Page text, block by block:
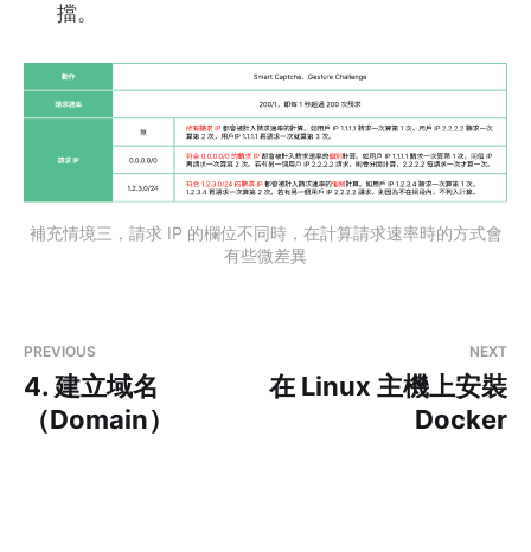
擋。
補充情境三，請求 IP 的欄位不同時，在計算請求速率時的方式會
有些微差異
PREVIOUS
4. 建立域名
（Domain）
NEXT
在 Linux 主機上安裝
Docker